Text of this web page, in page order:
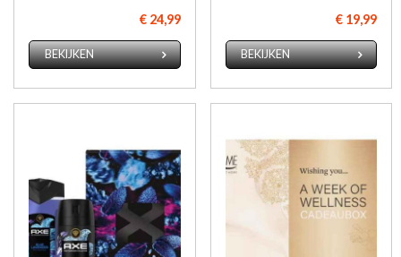
€ 24,99
BEKIJKEN
€ 19,99
BEKIJKEN